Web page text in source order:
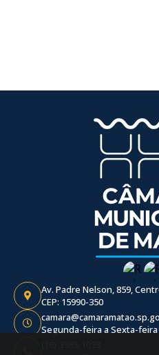
Av. Padre Nelson, 859,
CEP: 15990-350
Segunda-feira a Sexta-feira